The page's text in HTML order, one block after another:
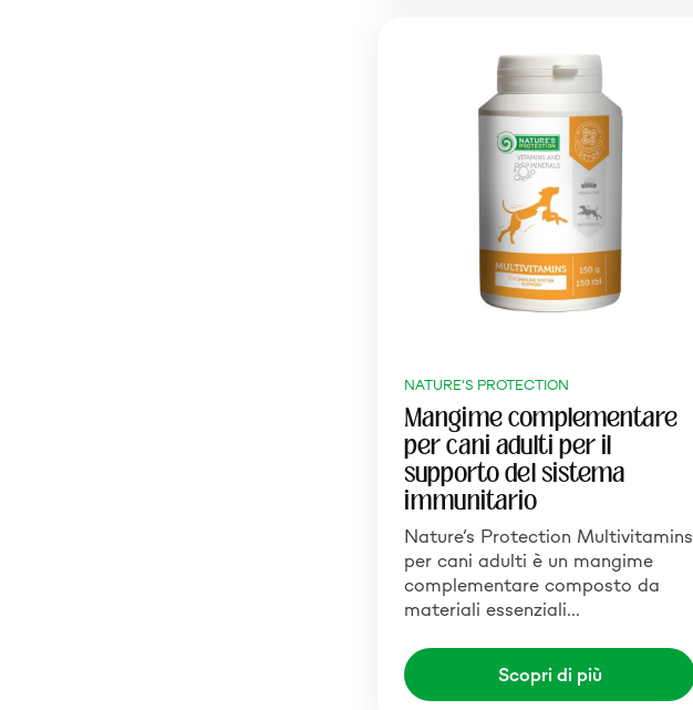
NATURE'S PROTECTION
Mangime complementare
per cani adulti per il
supporto del sistema
immunitario
Nature’s Protection Multivitamins
per cani adulti è un mangime
complementare composto da
materiali essenziali…
Scopri di più